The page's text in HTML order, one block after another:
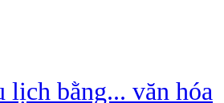
bằng... văn hóa